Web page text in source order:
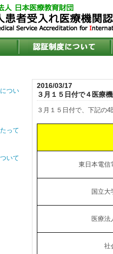
2016/03/17
３月１５日付で４医療
３月１５日付で、下記の4
東日本電
国立
医療
社
つい
って
いて